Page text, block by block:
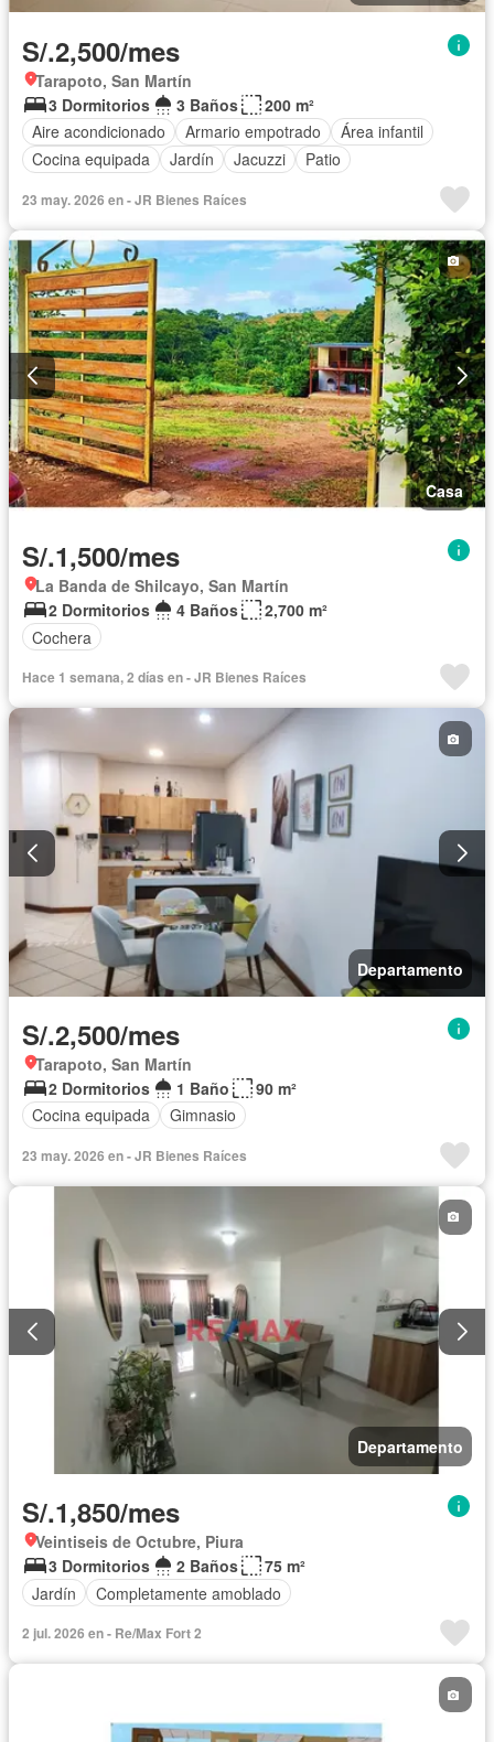
S/.2,500/mes
Tarapoto, San Martín
3 Dormitorios
3 Baños
200 m²
Aire acondicionado
Armario empotrado
Área infantil
Cocina equipada
Jardín Jacuzzi Patio
23 may. 2026 en - JR Bienes Raíces
Casa
S/.1,500/mes
La Banda de Shilcayo, San Martín
2 Dormitorios
4 Baños
2,700 m²
Cochera
Hace 1 semana, 2 días en - JR Bienes Raíces
Departamento
S/.2,500/mes
Tarapoto, San Martín
2 Dormitorios
1 Baño
90 m²
Cocina equipada
Gimnasio
23 may. 2026 en - JR Bienes Raíces
Departamento
S/.1,850/mes
Veintiseis de Octubre, Piura
3 Dormitorios
2 Baños
75 m²
Jardín
Completamente amoblado
2 jul. 2026 en - Re/Max Fort 2